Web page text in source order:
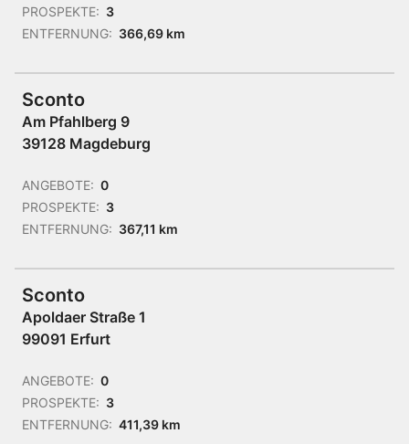
PROSPEKTE: 3
ENTFERNUNG: 366,69 km
Sconto
Am Pfahlberg 9
39128 Magdeburg
ANGEBOTE: 0
PROSPEKTE: 3
ENTFERNUNG: 367,11 km
Sconto
Apoldaer Straße 1
99091 Erfurt
ANGEBOTE: 0
PROSPEKTE: 3
ENTFERNUNG: 411,39 km